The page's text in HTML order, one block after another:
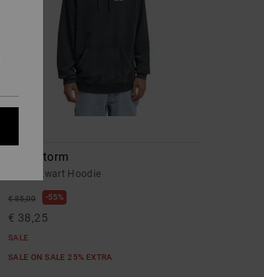
Skull Storm
Heren Zwart Hoodie
€ 85,00 55%
€ 38,25
SALE
SALE ON SALE 25% EXTRA